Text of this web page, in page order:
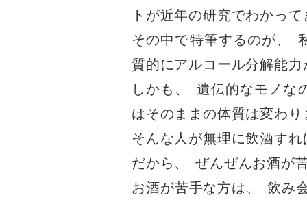
トが近年の研究でわかっ
その中で特筆するのが、
質的にアルコール分解能
しかも 、 遺伝的なモノな
はそのままの体質は変わり
そんな人が無理に飲酒すれ
だから 、
ぜんぜんお酒が
お酒が苦手な方は 、 飲み